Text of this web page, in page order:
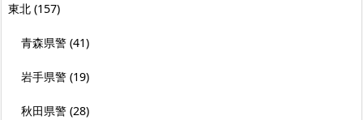
東北 (157)
青森県警 (41)
岩手県警 (19)
秋田県警 (28)